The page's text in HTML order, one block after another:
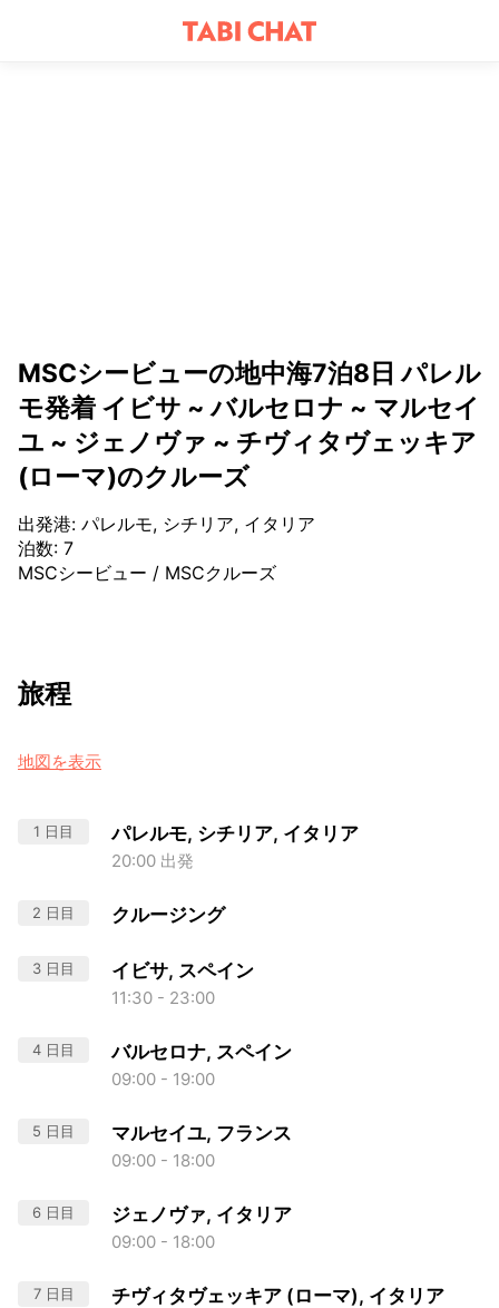
MSCシービューの地中海7泊8日 パレル
モ発着 イビサ ~ バルセロナ ~ マルセイ
ユ ~ ジェノヴァ ~ チヴィタヴェッキア
(ローマ)のクルーズ
出発港: パレルモ, シチリア, イタリア
泊数: 7
MSCシービュー / MSCクルーズ
旅程
地図を表示
1 日目 パレルモ, シチリア, イタリア
20:00 出発
2 日目 クルージング
3 日目 イビサ, スペイン
11:30 - 23:00
4 日目 バルセロナ, スペイン
09:00 - 19:00
5 日目 マルセイユ, フランス
09:00 - 18:00
6 日目 ジェノヴァ, イタリア
09:00 - 18:00
7 日目 チヴィタヴェッキア (ローマ), イタリア